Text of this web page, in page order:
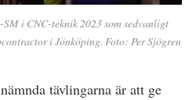
i CNC-teknik 2023 som sedvanligt
i Jönköping. Foto: Per Sjögren
tävlingarna är att ge